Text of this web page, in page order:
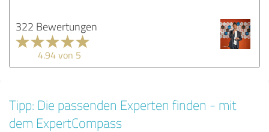
322 Bewertungen
4.94 von 5
Tipp: Die passenden Experten finden - mit
dem ExpertCompass